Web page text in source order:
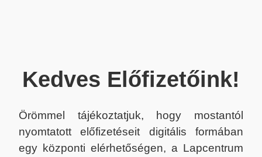
Kedves Előfizetőink!
Örömmel tájékoztatjuk, hogy mostantól
nyomtatott előfizetéseit digitális formában
egy központi elérhetőségen, a Lapcentrum